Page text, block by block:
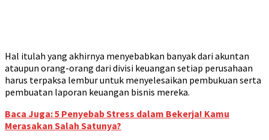
Hal itulah yang akhirnya menyebabkan banyak dari akuntan
ataupun orang-orang dari divisi keuangan setiap perusahaan
harus terpaksa lembur untuk menyelesaikan pembukuan serta
pembuatan laporan keuangan bisnis mereka.
Baca Juga: 5 Penyebab Stress dalam Bekerja! Kamu
Merasakan Salah Satunya?